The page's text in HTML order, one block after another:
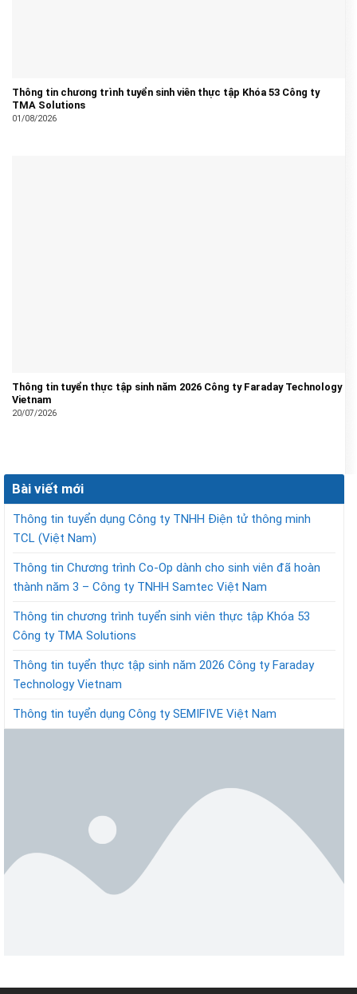
Thông tin chương trình tuyển sinh viên thực tập Khóa 53 Công ty
TMA Solutions
01/08/2026
Thông tin tuyển thực tập sinh năm 2026 Công ty Faraday Technology
Vietnam
20/07/2026
Bài viết mới
Thông tin tuyển dụng Công ty TNHH Điện tử thông minh
TCL (Việt Nam)
Thông tin Chương trình Co-Op dành cho sinh viên đã hoàn
thành năm 3 – Công ty TNHH Samtec Việt Nam
Thông tin chương trình tuyển sinh viên thực tập Khóa 53
Công ty TMA Solutions
Thông tin tuyển thực tập sinh năm 2026 Công ty Faraday
Technology Vietnam
Thông tin tuyển dụng Công ty SEMIFIVE Việt Nam